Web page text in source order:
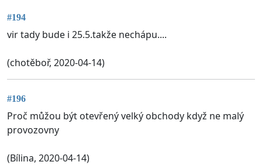
#194
vir tady bude i 25.5.takže nechápu....
(chotěboř, 2020-04-14)
#196
Proč můžou být otevřený velký obchody když ne malý
provozovny
(Bílina, 2020-04-14)